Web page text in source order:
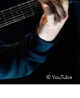
© YouTube